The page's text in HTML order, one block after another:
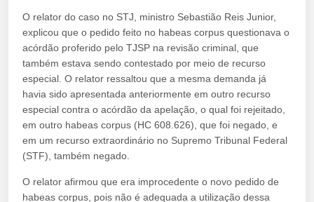
O relator do caso no STJ, ministro Sebastião Reis Junior,
explicou que o pedido feito no habeas corpus questionava o
acórdão proferido pelo TJSP na revisão criminal, que
também estava sendo contestado por meio de recurso
especial. O relator ressaltou que a mesma demanda já
havia sido apresentada anteriormente em outro recurso
especial contra o acórdão da apelação, o qual foi rejeitado,
em outro habeas corpus (HC 608.626), que foi negado, e
em um recurso extraordinário no Supremo Tribunal Federal
(STF), também negado.
O relator afirmou que era improcedente o novo pedido de
habeas corpus, pois não é adequada a utilização dessa